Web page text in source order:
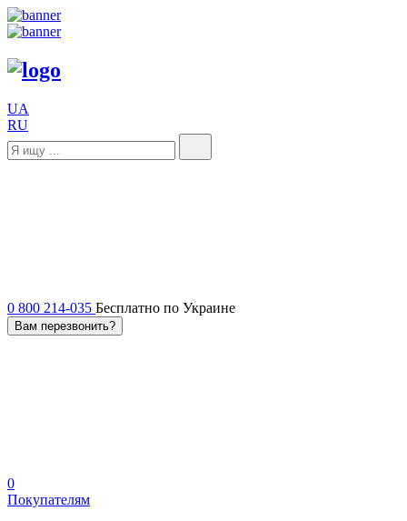
UA
RU
0 800 214-035 Бесплатно по Украине
Вам перезвонить?
0
Покупателям